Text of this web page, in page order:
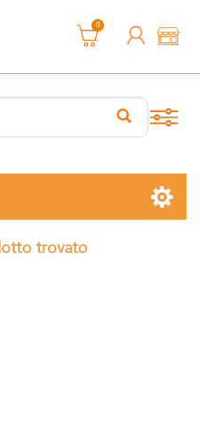
0
trovato